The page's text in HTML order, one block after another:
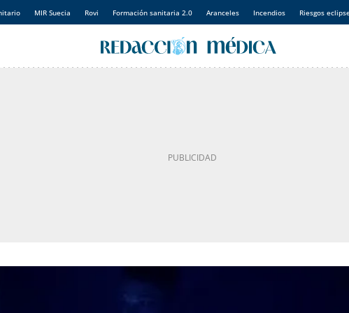
MIR Suecia Rovi Formación sanitaria 2.0 Aranceles Incendios Riesgos